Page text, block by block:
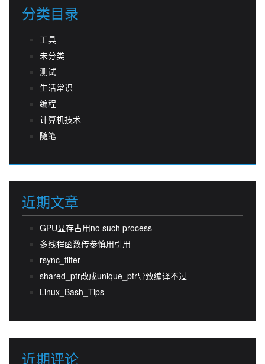
分类目录
工具
未分类
测试
生活常识
编程
计算机技术
随笔
近期文章
GPU显存占用no such process
多线程函数传参慎用引用
rsync_filter
shared_ptr改成unique_ptr导致编译不过
Linux_Bash_Tips
近期评论